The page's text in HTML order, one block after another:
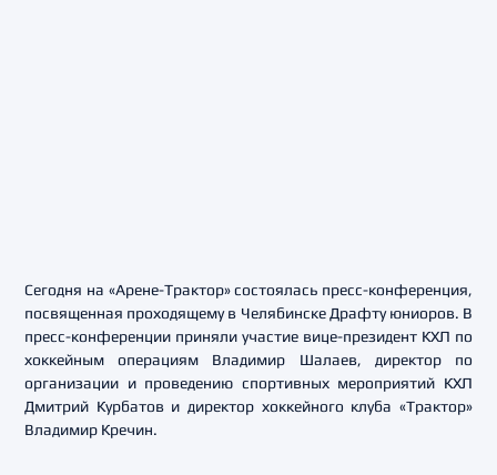
Сегодня на «Арене-Трактор» состоялась пресс-конференция,
посвященная проходящему в Челябинске Драфту юниоров. В
пресс-конференции приняли участие вице-президент КХЛ по
хоккейным операциям Владимир Шалаев, директор по
организации и проведению спортивных мероприятий КХЛ
Дмитрий Курбатов и директор хоккейного клуба «Трактор»
Владимир Кречин.